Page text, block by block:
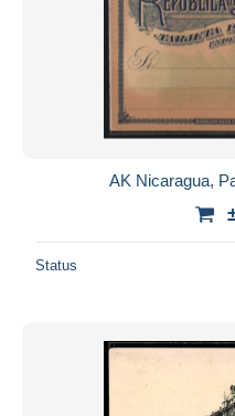
AK Nicaragua,
Status